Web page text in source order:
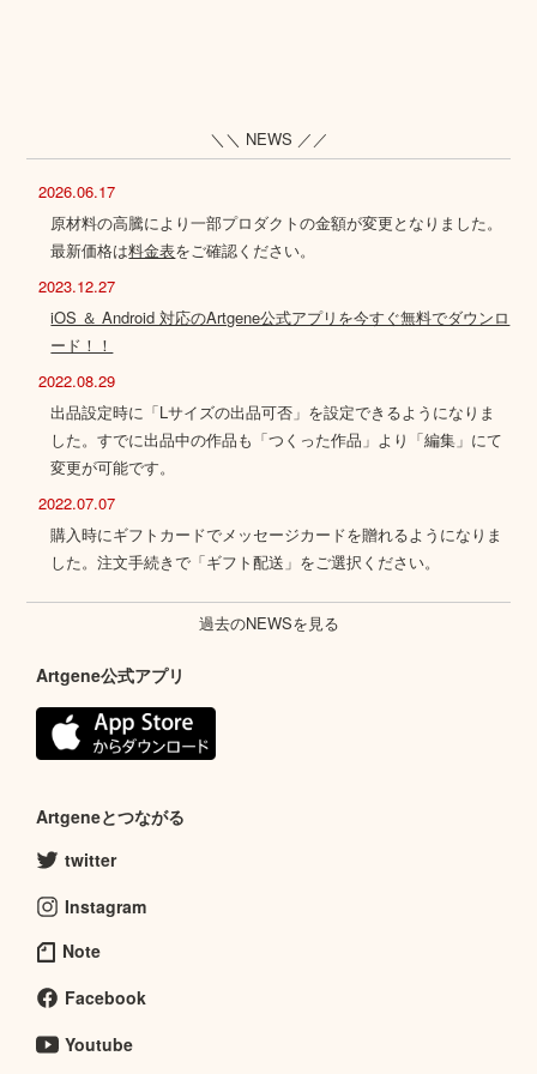
＼＼ NEWS ／／
2026.06.17
原材料の高騰により一部プロダクトの金額が変更となりました。
最新価格は料金表をご確認ください。
2023.12.27
iOS ＆ Android 対応のArtgene公式アプリを今すぐ無料でダウンロ
ード！！
2022.08.29
出品設定時に「Lサイズの出品可否」を設定できるようになりま
した。すでに出品中の作品も「つくった作品」より「編集」にて
変更が可能です。
2022.07.07
購入時にギフトカードでメッセージカードを贈れるようになりま
した。注文手続きで「ギフト配送」をご選択ください。
過去のNEWSを見る
Artgene公式アプリ
Artgeneとつながる
twitter
Instagram
Note
Facebook
Youtube